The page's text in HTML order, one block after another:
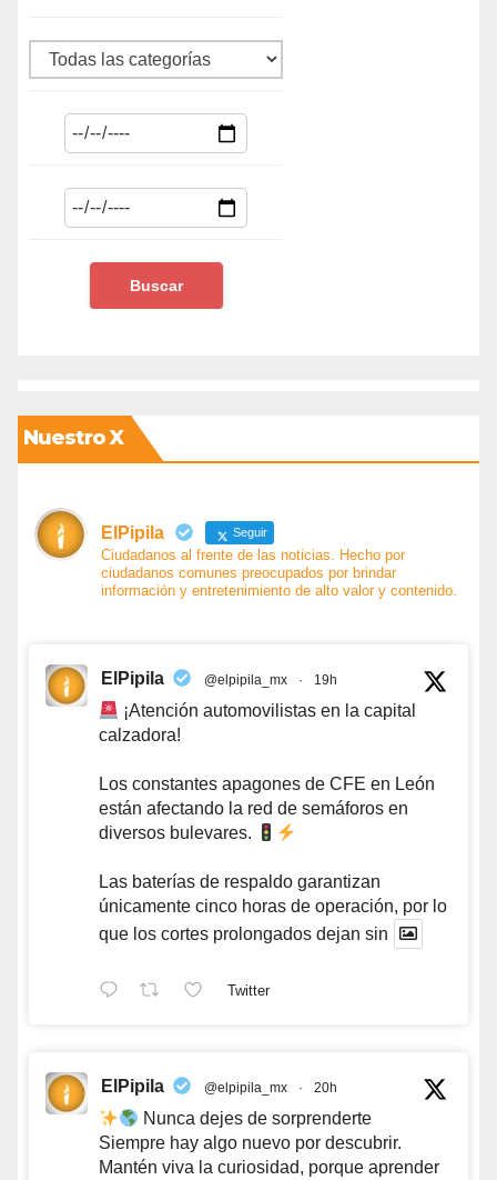
Nuestro X
ElPipila Seguir
Ciudadanos al frente de las noticias. Hecho por
ciudadanos comunes preocupados por brindar
información y entretenimiento de alto valor y contenido.
ElPipila @elpipila_mx · 19h
¡Atención automovilistas en la capital
calzadora!
Los constantes apagones de CFE en León
están afectando la red de semáforos en
diversos bulevares.
Las baterías de respaldo garantizan
únicamente cinco horas de operación, por lo
que los cortes prolongados dejan sin
Twitter
ElPipila @elpipila_mx · 20h
Nunca dejes de sorprenderte
Siempre hay algo nuevo por descubrir.
Mantén viva la curiosidad, porque aprender